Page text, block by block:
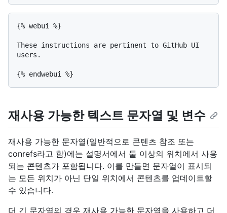
{% webui %}
These instructions are pertinent to GitHub UI
users.
재사용 가능한 텍스트 문자열 및 변수
재사용 가능한 문자열(일반적으로 콘텐츠 참조 또는
conrefs라고 함)에는 설명서에서 둘 이상의 위치에서 사용
되는 콘텐츠가 포함됩니다. 이를 만들면 문자열이 표시되
는 모든 위치가 아닌 단일 위치에서 콘텐츠를 업데이트할
수 있습니다.
더 긴 문자열의 경우 재사용 가능한 문자열을 사용하고 더